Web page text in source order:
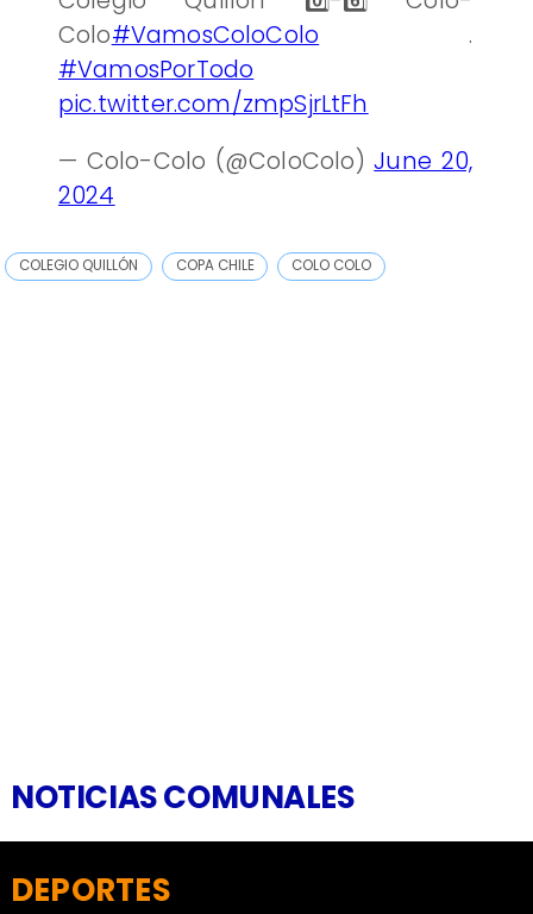
Colo#VamosColoColo .
#VamosPorTodo
pic.twitter.com/zmpSjrLtFh
— Colo-Colo (@ColoColo)June 20,
2024
COLEGIO QUILLÓN COPA CHILE COLO COLO
NOTICIAS COMUNALES
DEPORTES